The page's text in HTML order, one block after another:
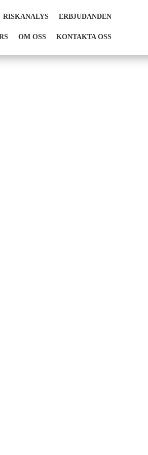
RISKANALYS ERBJUDANDEN
OM OSS KONTAKTA OSS